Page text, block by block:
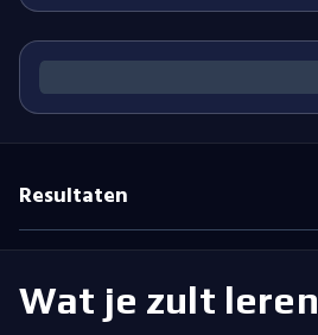
Resultaten
Wat je zult leren